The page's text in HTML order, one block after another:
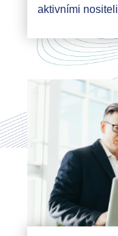
aktivními